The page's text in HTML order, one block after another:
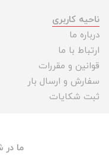
ناحیه کاربری
درباره ما
ارتباط با ما
قوانین و مقررات
سفارش و ارسال بار
ثبت شکایات
ما در